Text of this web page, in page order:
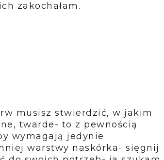
zakochałam.
musisz stwierdzić, w jakim
twarde- to z pewnością
wymagają jedynie
warstwy naskórka- sięgnij